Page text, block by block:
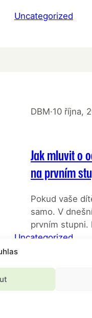
protože už to
mají všichni
Uncategorized
DBM·10 října,
Jak mluvit o
na prvním
Pokud vaše
samo. V
prvním stupni.
chvíli může
Uncategorized